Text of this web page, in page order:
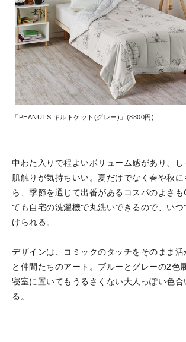
「PEANUTS キルトケット(グレー)」(8800円)
中わた入りで程よいボリューム感があり、
肌触りが気持ちいい。夏だけでなく春や秋
ら、季節を通じて出番があるコスパのよさ
ても自宅の洗濯機で丸洗いできるので、い
けられる。
デザインは、コミックのタッチをそのまま
と仲間たちのアート。ブルーとグレーの2色
寝室に置いてもうるさくない大人っぽい色
る。